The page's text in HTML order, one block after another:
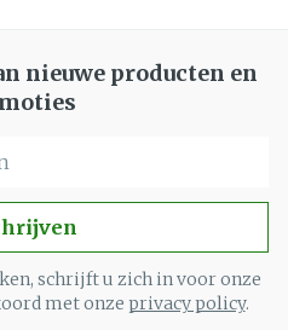
nieuwe producten en
schrijft u zich in voor onze
met onze privacy policy.